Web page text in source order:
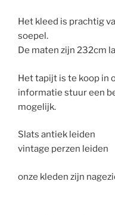
Het kleed is prachtig
soepel.
De maten zijn 232cm
Het tapijt is te koop in
informatie stuur een
mogelijk.
Slats antiek leiden
vintage perzen leiden
onze kleden zijn